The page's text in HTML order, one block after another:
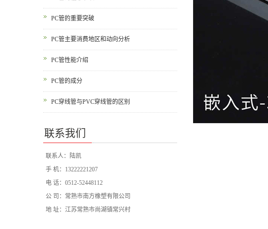
PC管的重要突破
PC管主要消费地区和动向分析
PC管性能介绍
PC管的成分
PC穿线管与PVC穿线管的区别
联系我们
联系人：陆凯
手 机：13222221207
电 话：0512-52448112
公 司：常熟市南方橡塑有限公司
地 址：江苏常熟市尚湖镇常兴村